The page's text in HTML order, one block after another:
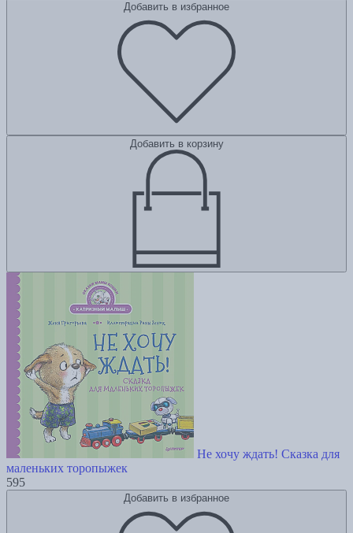
Добавить в избранное
Добавить в корзину
Не хочу ждать! Сказка для
маленьких торопыжек
595
Добавить в избранное